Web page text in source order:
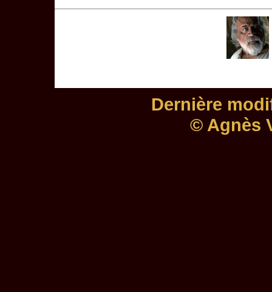
Dernière
© Agnès